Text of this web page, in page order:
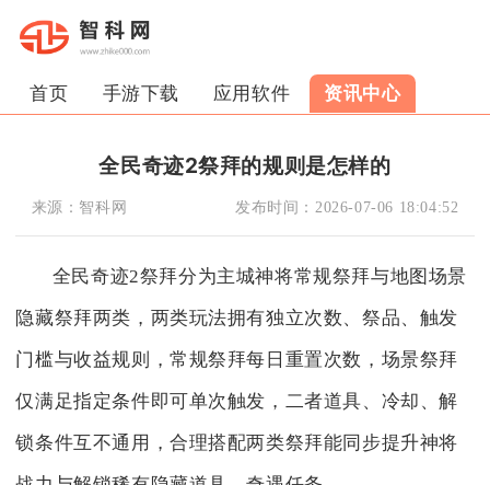
首页 手游下载 应用软件 资讯中心
全民奇迹2祭拜的规则是怎样的
来源： 智科网 发布时间： 2026-07-06 18:04:52
全民奇迹2祭拜分为主城神将常规祭拜与地图场景
隐藏祭拜两类，两类玩法拥有独立次数、祭品、触发
门槛与收益规则，常规祭拜每日重置次数，场景祭拜
仅满足指定条件即可单次触发，二者道具、冷却、解
锁条件互不通用，合理搭配两类祭拜能同步提升神将